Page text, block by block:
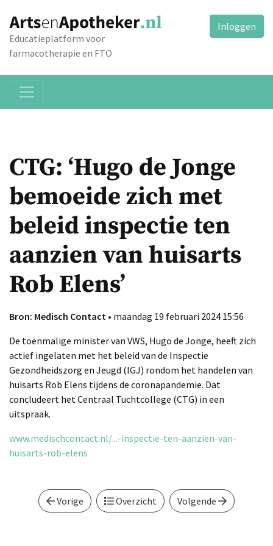
Educatieplatform voor
farmacotherapie en FTO
Inloggen
CTG: ‘Hugo de Jonge
bemoeide zich met
beleid inspectie ten
aanzien van huisarts
Rob Elens’
Bron: Medisch Contact • maandag 19 februari 2024 15:56
De toenmalige minister van VWS, Hugo de Jonge, heeft zich
actief ingelaten met het beleid van de Inspectie
Gezondheidszorg en Jeugd (IGJ) rondom het handelen van
huisarts Rob Elens tijdens de coronapandemie. Dat
concludeert het Centraal Tuchtcollege (CTG) in een
uitspraak.
www.medischcontact.nl/...-inspectie-ten-aanzien-van-
huisarts-rob-elens
Vorige Overzicht Volgende